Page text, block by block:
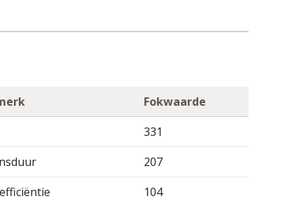
Fokwaarde
331
207
104